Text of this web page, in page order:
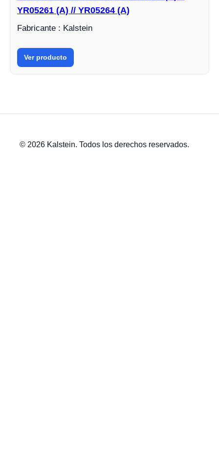
YR05261 (A) // YR05264 (A)
Fabricante : Kalstein
Ver producto
© 2026 Kalstein. Todos los derechos reservados.